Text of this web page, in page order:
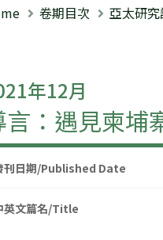
卷期目次 亞太研
年12月
言：遇見柬埔
刊日期/Published Date
英文篇名/Title